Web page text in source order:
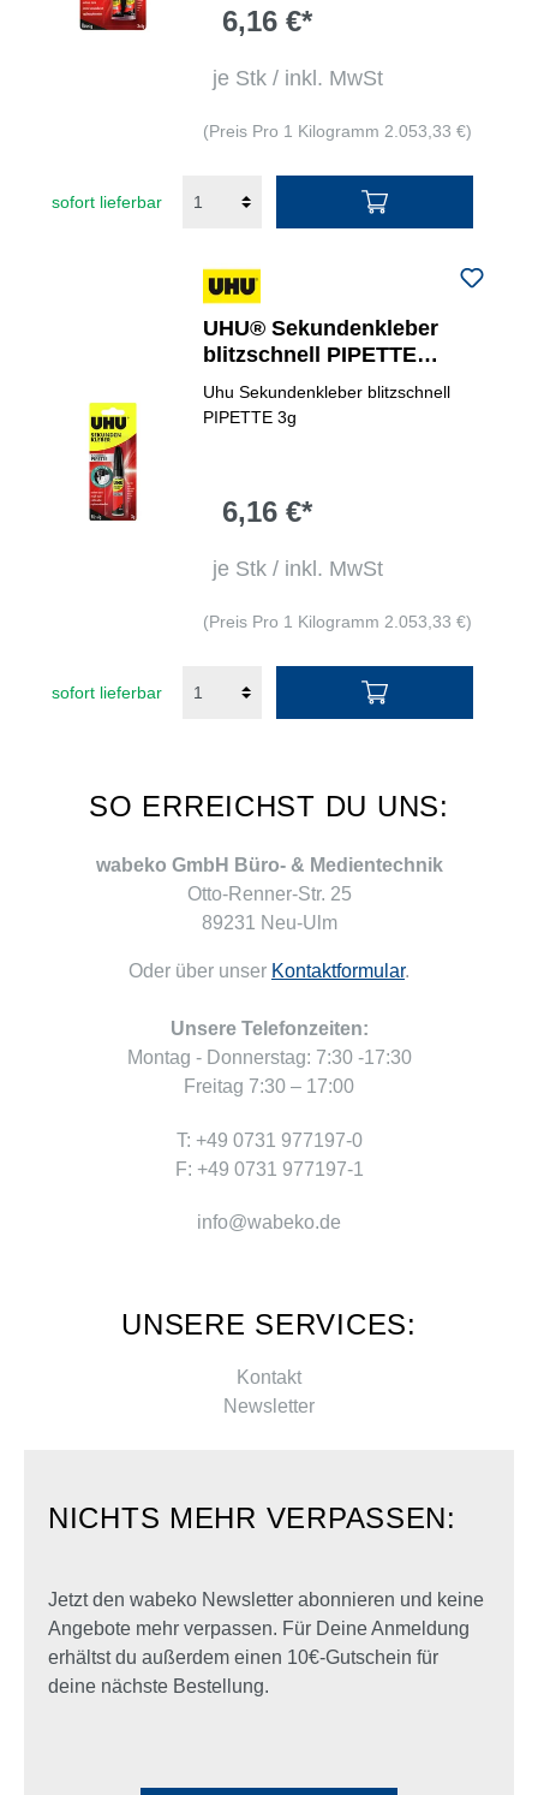
6,16 €*
je Stk / inkl. MwSt
(Preis Pro 1 Kilogramm 2.053,33 €)
sofort lieferbar
UHU® Sekundenkleber
blitzschnell PIPETTE
Control
Uhu Sekundenkleber blitzschnell
PIPETTE 3g
6,16 €*
je Stk / inkl. MwSt
(Preis Pro 1 Kilogramm 2.053,33 €)
sofort lieferbar
SO ERREICHST DU UNS:
wabeko GmbH Büro- & Medientechnik
Otto-Renner-Str. 25
89231 Neu-Ulm
Oder über unser Kontaktformular.
Unsere Telefonzeiten:
Montag - Donnerstag: 7:30 -17:30
Freitag 7:30 – 17:00
T: +49 0731 977197-0
F: +49 0731 977197-1
info@wabeko.de
UNSERE SERVICES:
Kontakt
Newsletter
NICHTS MEHR VERPASSEN:
Jetzt den wabeko Newsletter abonnieren und keine
Angebote mehr verpassen. Für Deine Anmeldung
erhältst du außerdem einen 10€-Gutschein für
deine nächste Bestellung.